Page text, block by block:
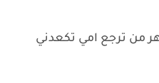
من ترجع امي تكعدني